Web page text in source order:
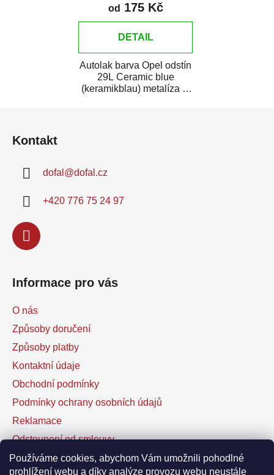
Používáme cookies, abychom Vám umožnili pohodlné
prohlížení webu a díky analýze provozu webu neustále
od 175 Kč
DETAIL
Autolak barva Opel odstín
29L Ceramic blue
(keramikblau) metalíza je
Kontakt
dofal @dofal.cz
+420 776 75 24 97
Informace pro vás
O nás
Způsoby doručení
Způsoby platby
Kontaktní údaje
Obchodní podmínky
Podmínky ochrany osobních údajů
Reklamace
Odstoupení od smlouvy
Kontaktní formulář